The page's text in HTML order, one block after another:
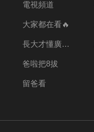
電視頻道
大家都在看🔥
長大才懂廣志的偉大
爸啦把8拔
留爸看